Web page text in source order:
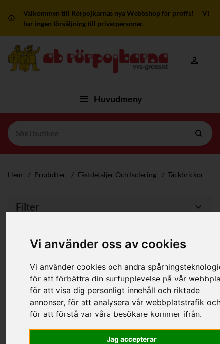
Vi använder oss av cookies
Vi använder cookies och andra
för att förbättra din surfupplevelse på vår
för att visa dig personligt innehåll och riktade
annonser, för att analysera vår webbplatstrafik
för att förstå var våra besökare kommer ifrån.
Jag accepterar
Välkommen till Rörpojkarnas nya Webbshop för proffs! Vi
har ingen försäljning till privatpersoner.
Mitt
Huvudmeny
Hem / Produkter / Fästdetaljer Och Isolering / Täckbrickor
Filter
Täckbrickor
Sortering Visa per sida